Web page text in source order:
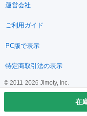
在
運営会社
ご利用ガイド
PC版で表示
特定商取引法の表示
© 2011-2026 Jimoty, Inc.